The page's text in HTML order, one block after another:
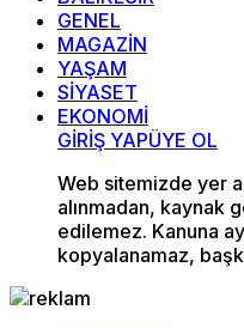
GENEL
MAGAZİN
YAŞAM
SİYASET
EKONOMİ
GİRİŞ YAPÜYE OL
Web sitemizde yer
alınmadan, kaynak
edilemez. Kanuna
kopyalanamaz,